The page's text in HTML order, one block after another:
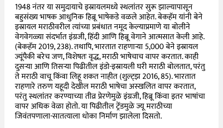
1948 नंतर या समुदायाचे इस्रायलमध्ये स्थलांतर सुरू झाल्यापासून
बहुसंख्य भाषक आधुनिक हिब्रू भाषेकडे वळले आहेत. बेकहॅम यांनी बेने
इस्रायल मराठीवरील त्यांच्या प्रबंधात नमूद केल्याप्रमाणे या बोलीने
वेगवेगळ्या संदर्भात इंग्रजी, हिंदी आणि हिब्रू वेगाने आत्मसात केली आहे.
(बेकहॅम 2019, 238). तथापि, भारतात राहणाऱ्या 5,000 बेने इस्रायल
ज्यूंपैकी बरेच जण, विशेषतः वृद्ध, मराठी भाषेचाच वापर करतात. काही
दुसऱ्या आणि तिसऱ्या पिढीतील इंडो-इस्रायली घरी मराठी बोलतात, परंतु
ते मराठी वाचू किंवा लिहू शकत नाहीत (शुल्ट्झ 2016, 85). भारतात
राहणारे तरुण यहूदी देखील मराठी भाषेचा अस्खलित वापर करतात,
परंतु स्थलांतर करण्याच्या तीव्र प्रेरणेमुळे इंग्रजी, हिब्रू किंवा इतर भाषांचा
वापर अधिक वेळा होतो. या पिढीतील ट्रेंडमुळे ज्यू मराठीच्या
जिवंतपणाला-सातत्याला धोका निर्माण झालेला दिसतो.